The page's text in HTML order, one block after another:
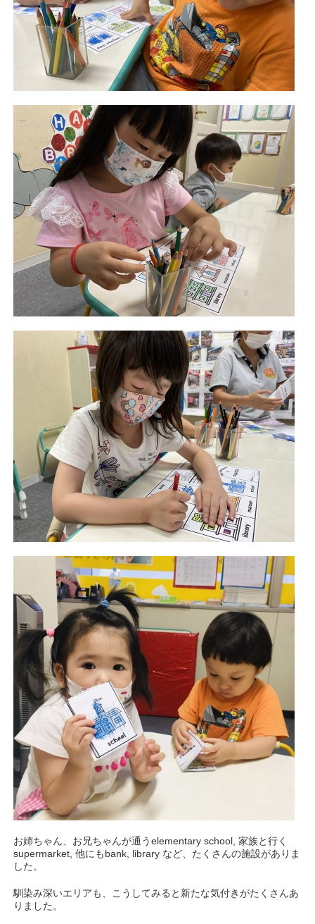
お姉ちゃん、お兄ちゃんが通うelementary school, 家族と行く
supermarket, 他にもbank, library など、たくさんの施設がありま
した。
馴染み深いエリアも、こうしてみると新たな気付きがたくさんあ
りました。